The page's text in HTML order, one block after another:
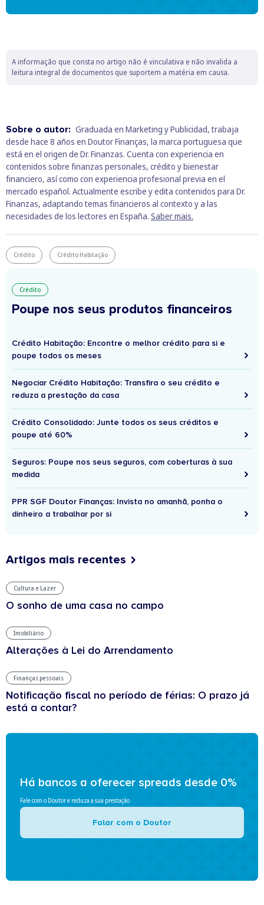
A informação que consta no artigo não é vinculativa e não invalida a
leitura integral de documentos que suportem a matéria em causa.
Sobre o autor: Graduada en Marketing y Publicidad, trabaja
desde hace 8 años en Doutor Finanças, la marca portuguesa que
está en el origen de Dr. Finanzas. Cuenta con experiencia en
contenidos sobre finanzas personales, crédito y bienestar
financiero, así como con experiencia profesional previa en el
mercado español. Actualmente escribe y edita contenidos para Dr.
Finanzas, adaptando temas financieros al contexto y a las
necesidades de los lectores en España. Saber mais.
Crédito Crédito Habitação
Crédito
Poupe nos seus produtos financeiros
Crédito Habitação: Encontre o melhor crédito para si e
poupe todos os meses
Negociar Crédito Habitação: Transfira o seu crédito e
reduza a prestação da casa
Crédito Consolidado: Junte todos os seus créditos e
poupe até 60%
Seguros: Poupe nos seus seguros, com coberturas à sua
medida
PPR SGF Doutor Finanças: Invista no amanhã, ponha o
dinheiro a trabalhar por si
Artigos mais recentes
Cultura e Lazer
O sonho de uma casa no campo
Imobiliário
Alterações à Lei do Arrendamento
Finanças pessoais
Notificação fiscal no período de férias: O prazo já
está a contar?
Há bancos a oferecer spreads desde 0%
Fale com o Doutor e reduza a sua prestação
Falar com o Doutor